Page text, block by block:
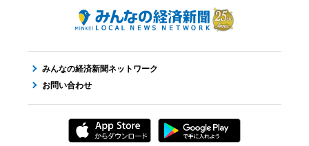
みんなの経済新聞ネットワーク
お問い合わせ